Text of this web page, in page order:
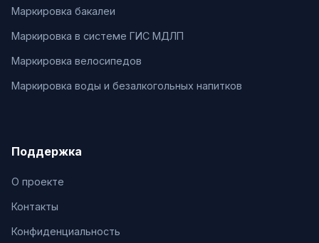
Маркировка бакалеи
Маркировка в системе ГИС МДЛП
Маркировка велосипедов
Маркировка воды и безалкогольных напитков
Поддержка
О проекте
Контакты
Конфиденциальность